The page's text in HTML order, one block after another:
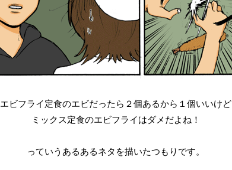
エビフライ定食のエビだったら２個あるから１個いいけど
ミックス定食のエビフライはダメだよね！
っていうあるあるネタを描いたつもりです。